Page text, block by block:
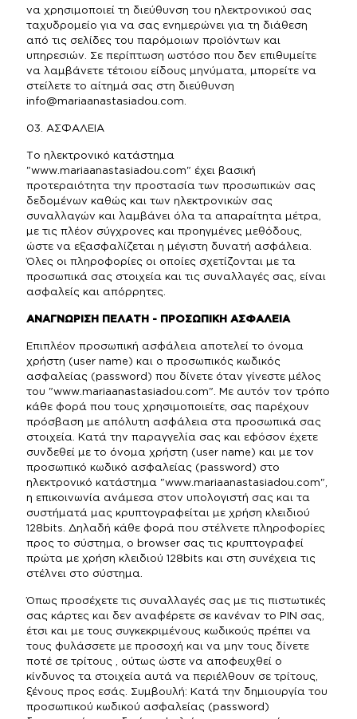
να χρησιμοποιεί τη διεύθυνση του ηλεκτρονικού σας
ταχυδρομείο για να σας ενημερώνει για τη διάθεση
από τις σελίδες του παρόμοιων προϊόντων και
υπηρεσιών. Σε περίπτωση ωστόσο που δεν επιθυμείτε
να λαμβάνετε τέτοιου είδους μηνύματα, μπορείτε να
στείλετε το αίτημά σας στη διεύθυνση
info@mariaanastasiadou.com.
03. ΑΣΦΑΛΕΙΑ
Το ηλεκτρονικό κατάστημα
"www.mariaanastasiadou.com" έχει βασική
προτεραιότητα την προστασία των προσωπικών σας
δεδομένων καθώς και των ηλεκτρονικών σας
συναλλαγών και λαμβάνει όλα τα απαραίτητα μέτρα,
με τις πλέον σύγχρονες και προηγμένες μεθόδους,
ώστε να εξασφαλίζεται η μέγιστη δυνατή ασφάλεια.
Όλες οι πληροφορίες οι οποίες σχετίζονται με τα
προσωπικά σας στοιχεία και τις συναλλαγές σας, είναι
ασφαλείς και απόρρητες.
ΑΝΑΓΝΩΡΙΣΗ ΠΕΛΑΤΗ - ΠΡΟΣΩΠΙΚΗ ΑΣΦΑΛΕΙΑ
Επιπλέον προσωπική ασφάλεια αποτελεί το όνομα
χρήστη (user name) και ο προσωπικός κωδικός
ασφαλείας (password) που δίνετε όταν γίνεστε μέλος
του "www.mariaanastasiadou.com". Με αυτόν τον τρόπο
κάθε φορά που τους χρησιμοποιείτε, σας παρέχουν
πρόσβαση με απόλυτη ασφάλεια στα προσωπικά σας
στοιχεία. Κατά την παραγγελία σας και εφόσον έχετε
συνδεθεί με το όνομα χρήστη (user name) και με τον
προσωπικό κωδικό ασφαλείας (password) στο
ηλεκτρονικό κατάστημα "www.mariaanastasiadou.com",
η επικοινωνία ανάμεσα στον υπολογιστή σας και τα
συστήματά μας κρυπτογραφείται με χρήση κλειδιού
128bits. Δηλαδή κάθε φορά που στέλνετε πληροφορίες
προς το σύστημα, ο browser σας τις κρυπτογραφεί
πρώτα με χρήση κλειδιού 128bits και στη συνέχεια τις
στέλνει στο σύστημα.
Όπως προσέχετε τις συναλλαγές σας με τις πιστωτικές
σας κάρτες και δεν αναφέρετε σε κανέναν το PIN σας,
έτσι και με τους συγκεκριμένους κωδικούς πρέπει να
τους φυλάσσετε με προσοχή και να μην τους δίνετε
ποτέ σε τρίτους , ούτως ώστε να αποφευχθεί ο
κίνδυνος τα στοιχεία αυτά να περιέλθουν σε τρίτους,
ξένους προς εσάς. Συμβουλή: Κατά την δημιουργία του
προσωπικού κωδικού ασφαλείας (password)